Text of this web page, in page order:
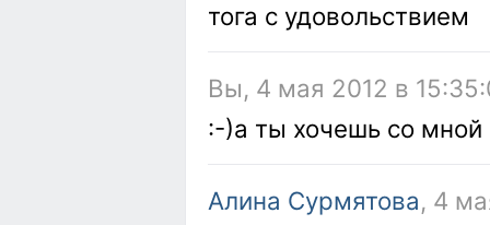
тога с удовольствием
Вы, 4 мая 2012 в
:-)а ты хочешь со мной
Алина Сурмятова, 4